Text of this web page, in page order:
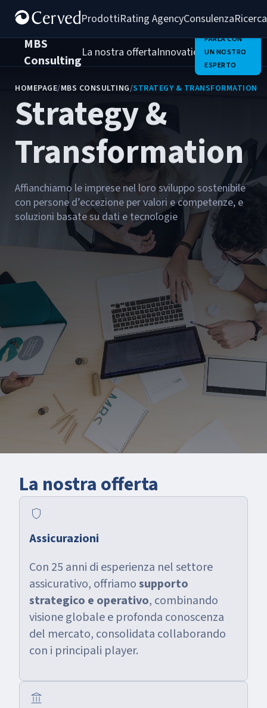
ProdottiRating AgencyConsulenza
MBS
Consulting
La nostra offertaInnovation TeamChi
PARLA CON
UN NOSTRO
ESPERTO
HOMEPAGE/MBS CONSULTING/STRATEGY & TRANSFORMATION
Strategy &
Transformation
Affianchiamo le imprese nel loro sviluppo sostenibile
con persone d’eccezione per valori e competenze, e
soluzioni basate su dati e tecnologie
La nostra offerta
shield
Assicurazioni
Con 25 anni di esperienza nel settore
assicurativo, offriamosupporto
strategico e operativo, combinando
visione globale e profonda conoscenza
del mercato, consolidata collaborando
con i principali player.
account_balance